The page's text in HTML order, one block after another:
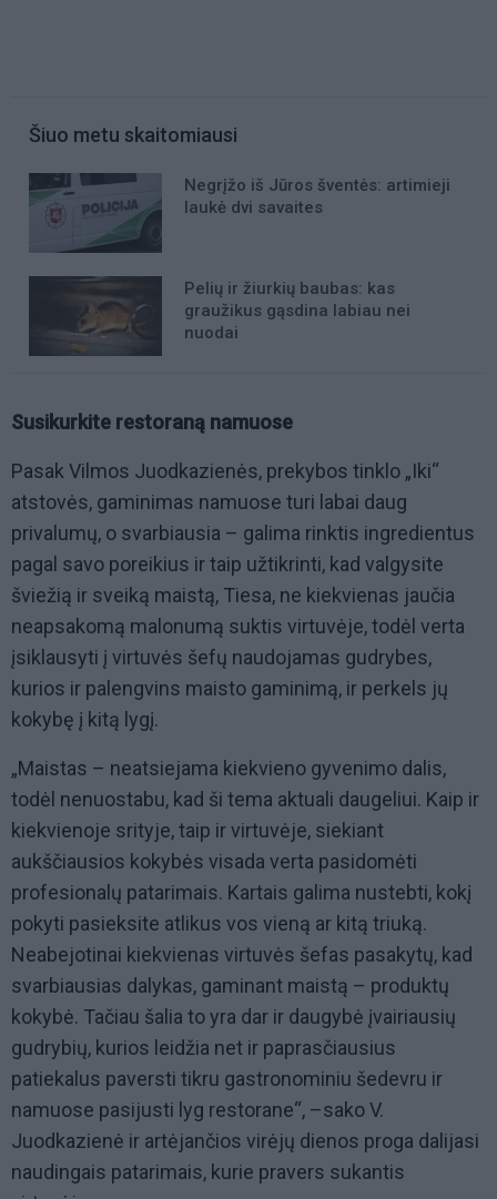
Šiuo metu skaitomiausi
Negrįžo iš Jūros šventės: artimieji
laukė dvi savaites
Pelių ir žiurkių baubas: kas
graužikus gąsdina labiau nei
nuodai
Susikurkite restoraną namuose
Pasak Vilmos Juodkazienės, prekybos tinklo „Iki“
atstovės, gaminimas namuose turi labai daug
privalumų, o svarbiausia – galima rinktis ingredientus
pagal savo poreikius ir taip užtikrinti, kad valgysite
šviežią ir sveiką maistą, Tiesa, ne kiekvienas jaučia
neapsakomą malonumą suktis virtuvėje, todėl verta
įsiklausyti į virtuvės šefų naudojamas gudrybes,
kurios ir palengvins maisto gaminimą, ir perkels jų
kokybę į kitą lygį.
„Maistas – neatsiejama kiekvieno gyvenimo dalis,
todėl nenuostabu, kad ši tema aktuali daugeliui. Kaip ir
kiekvienoje srityje, taip ir virtuvėje, siekiant
aukščiausios kokybės visada verta pasidomėti
profesionalų patarimais. Kartais galima nustebti, kokį
pokyti pasieksite atlikus vos vieną ar kitą triuką.
Neabejotinai kiekvienas virtuvės šefas pasakytų, kad
svarbiausias dalykas, gaminant maistą – produktų
kokybė. Tačiau šalia to yra dar ir daugybė įvairiausių
gudrybių, kurios leidžia net ir paprasčiausius
patiekalus paversti tikru gastronominiu šedevru ir
namuose pasijusti lyg restorane“, –sako V.
Juodkazienė ir artėjančios virėjų dienos proga dalijasi
naudingais patarimais, kurie pravers sukantis